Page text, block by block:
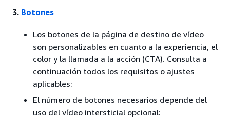
3. Botones
Los botones de la página de destino de vídeo
son personalizables en cuanto a la experiencia, el
color y la llamada a la acción (CTA). Consulta a
continuación todos los requisitos o ajustes
aplicables:
El número de botones necesarios depende del
uso del vídeo intersticial opcional: